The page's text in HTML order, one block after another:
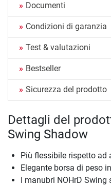
Documenti
Condizioni di garanzia
Test & valutazioni
Bestseller
Sicurezza del prodotto
Dettagli del
Swing Shadow
Più flessibile rispetto ad
Elegante borsa di peso
I manubri NOHrD